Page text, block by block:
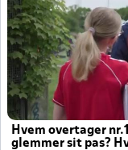
Hvem overtager
glemmer sit pas?